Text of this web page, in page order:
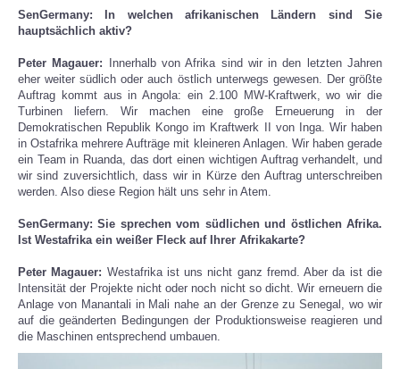
SenGermany: In welchen afrikanischen Ländern sind Sie
hauptsächlich aktiv?
Peter Magauer: Innerhalb von Afrika sind wir in den letzten Jahren
eher weiter südlich oder auch östlich unterwegs gewesen. Der größte
Auftrag kommt aus in Angola: ein 2.100 MW-Kraftwerk, wo wir die
Turbinen liefern. Wir machen eine große Erneuerung in der
Demokratischen Republik Kongo im Kraftwerk II von Inga. Wir haben
in Ostafrika mehrere Aufträge mit kleineren Anlagen. Wir haben gerade
ein Team in Ruanda, das dort einen wichtigen Auftrag verhandelt, und
wir sind zuversichtlich, dass wir in Kürze den Auftrag unterschreiben
werden. Also diese Region hält uns sehr in Atem.
SenGermany: Sie sprechen vom südlichen und östlichen Afrika.
Ist Westafrika ein weißer Fleck auf Ihrer Afrikakarte?
Peter Magauer: Westafrika ist uns nicht ganz fremd. Aber da ist die
Intensität der Projekte nicht oder noch nicht so dicht. Wir erneuern die
Anlage von Manantali in Mali nahe an der Grenze zu Senegal, wo wir
auf die geänderten Bedingungen der Produktionsweise reagieren und
die Maschinen entsprechend umbauen.